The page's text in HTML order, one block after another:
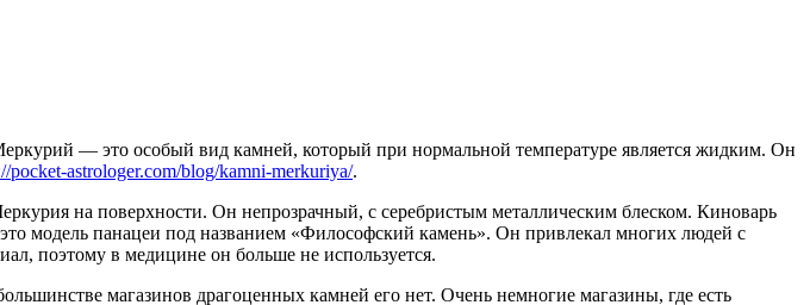
— это особый вид камней, который при нормальной температуре является жидким. Он
pocket-astrologer.com/blog/kamni-merkuriya/.
на поверхности. Он непрозрачный, с серебристым металлическим блеском. Киноварь
модель панацеи под названием «Философский камень». Он привлекал многих людей с
поэтому в медицине он больше не используется.
магазинов драгоценных камней его нет. Очень немногие магазины, где есть